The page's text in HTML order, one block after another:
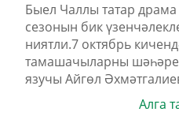
Быел Чаллы татар
сезонын бик
ниятли.7 октябрь
тамашачыларны
язучы Айгөл
Алга